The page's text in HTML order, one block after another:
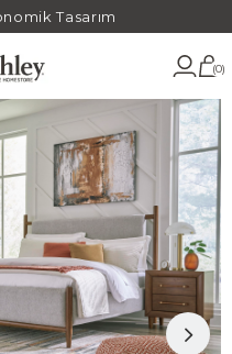
Tasarım
0